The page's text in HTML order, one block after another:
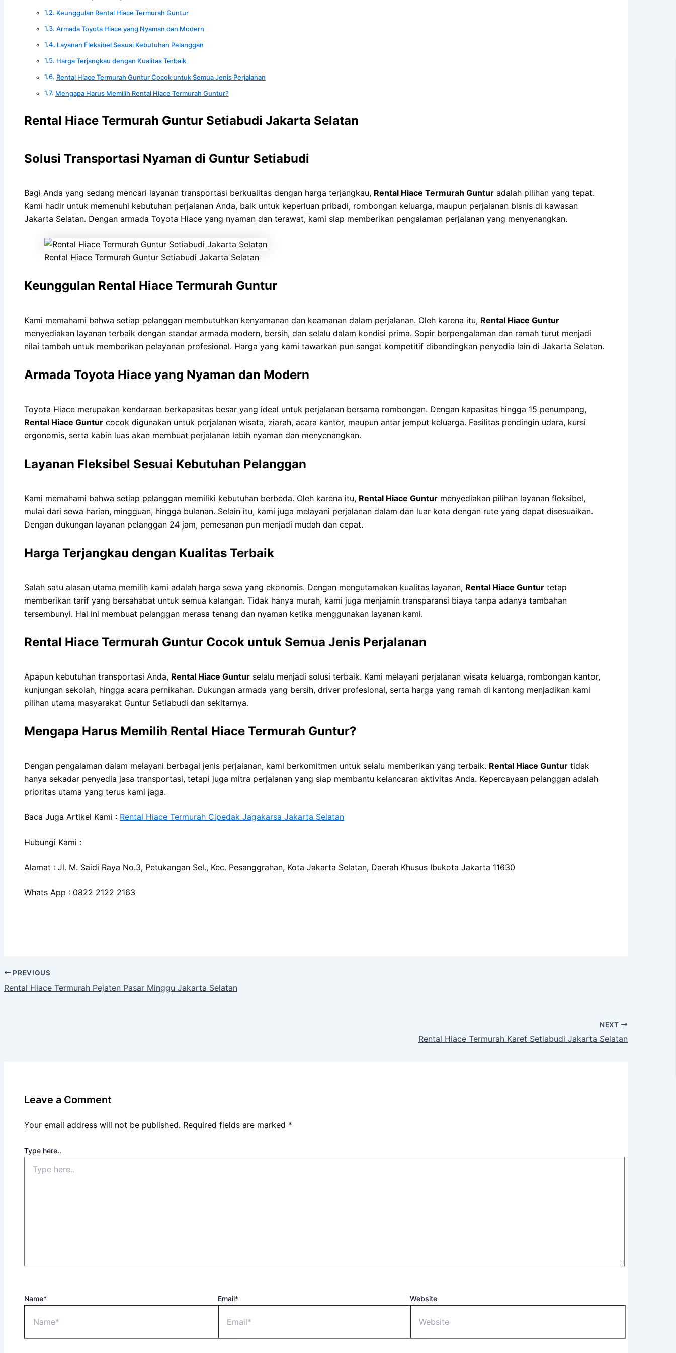
Keunggulan Rental Hiace Termurah Guntur
Armada Toyota Hiace yang Nyaman dan Modern
Layanan Fleksibel Sesuai Kebutuhan Pelanggan
Harga Terjangkau dengan Kualitas Terbaik
Rental Hiace Termurah Guntur Cocok untuk Semua Jenis Perjalanan
Mengapa Harus Memilih Rental Hiace Termurah Guntur?
Rental Hiace Termurah Guntur Setiabudi Jakarta Selatan
Solusi Transportasi Nyaman di Guntur Setiabudi
Bagi Anda yang sedang mencari layanan transportasi berkualitas dengan harga terjangkau, Rental Hiace Termurah Guntur adalah pilihan yang tepat.
Kami hadir untuk memenuhi kebutuhan perjalanan Anda, baik untuk keperluan pribadi, rombongan keluarga, maupun perjalanan bisnis di kawasan
Jakarta Selatan. Dengan armada Toyota Hiace yang nyaman dan terawat, kami siap memberikan pengalaman perjalanan yang menyenangkan.
Rental Hiace Termurah Guntur Setiabudi Jakarta Selatan
Keunggulan Rental Hiace Termurah Guntur
Kami memahami bahwa setiap pelanggan membutuhkan kenyamanan dan keamanan dalam perjalanan. Oleh karena itu, Rental Hiace Guntur
menyediakan layanan terbaik dengan standar armada modern, bersih, dan selalu dalam kondisi prima. Sopir berpengalaman dan ramah turut menjadi
nilai tambah untuk memberikan pelayanan profesional. Harga yang kami tawarkan pun sangat kompetitif dibandingkan penyedia lain di Jakarta Selatan.
Armada Toyota Hiace yang Nyaman dan Modern
Toyota Hiace merupakan kendaraan berkapasitas besar yang ideal untuk perjalanan bersama rombongan. Dengan kapasitas hingga 15 penumpang,
Rental Hiace Guntur cocok digunakan untuk perjalanan wisata, ziarah, acara kantor, maupun antar jemput keluarga. Fasilitas pendingin udara, kursi
ergonomis, serta kabin luas akan membuat perjalanan lebih nyaman dan menyenangkan.
Layanan Fleksibel Sesuai Kebutuhan Pelanggan
Kami memahami bahwa setiap pelanggan memiliki kebutuhan berbeda. Oleh karena itu, Rental Hiace Guntur menyediakan pilihan layanan fleksibel,
mulai dari sewa harian, mingguan, hingga bulanan. Selain itu, kami juga melayani perjalanan dalam dan luar kota dengan rute yang dapat disesuaikan.
Dengan dukungan layanan pelanggan 24 jam, pemesanan pun menjadi mudah dan cepat.
Harga Terjangkau dengan Kualitas Terbaik
Salah satu alasan utama memilih kami adalah harga sewa yang ekonomis. Dengan mengutamakan kualitas layanan, Rental Hiace Guntur tetap
memberikan tarif yang bersahabat untuk semua kalangan. Tidak hanya murah, kami juga menjamin transparansi biaya tanpa adanya tambahan
tersembunyi. Hal ini membuat pelanggan merasa tenang dan nyaman ketika menggunakan layanan kami.
Rental Hiace Termurah Guntur Cocok untuk Semua Jenis Perjalanan
Apapun kebutuhan transportasi Anda, Rental Hiace Guntur selalu menjadi solusi terbaik. Kami melayani perjalanan wisata keluarga, rombongan kantor,
kunjungan sekolah, hingga acara pernikahan. Dukungan armada yang bersih, driver profesional, serta harga yang ramah di kantong menjadikan kami
pilihan utama masyarakat Guntur Setiabudi dan sekitarnya.
Mengapa Harus Memilih Rental Hiace Termurah Guntur?
Dengan pengalaman dalam melayani berbagai jenis perjalanan, kami berkomitmen untuk selalu memberikan yang terbaik. Rental Hiace Guntur tidak
hanya sekadar penyedia jasa transportasi, tetapi juga mitra perjalanan yang siap membantu kelancaran aktivitas Anda. Kepercayaan pelanggan adalah
prioritas utama yang terus kami jaga.
Baca Juga Artikel Kami : Rental Hiace Termurah Cipedak Jagakarsa Jakarta Selatan
Hubungi Kami :
Alamat : Jl. M. Saidi Raya No.3, Petukangan Sel., Kec. Pesanggrahan, Kota Jakarta Selatan, Daerah Khusus Ibukota Jakarta 11630
Whats App : 0822 2122 2163
PREVIOUS
Rental Hiace Termurah Pejaten Pasar Minggu Jakarta Selatan
NEXT
Rental Hiace Termurah Karet Setiabudi Jakarta Selatan
Leave a Comment
Your email address will not be published. Required fields are marked *
Type here..
Name* Email* Website